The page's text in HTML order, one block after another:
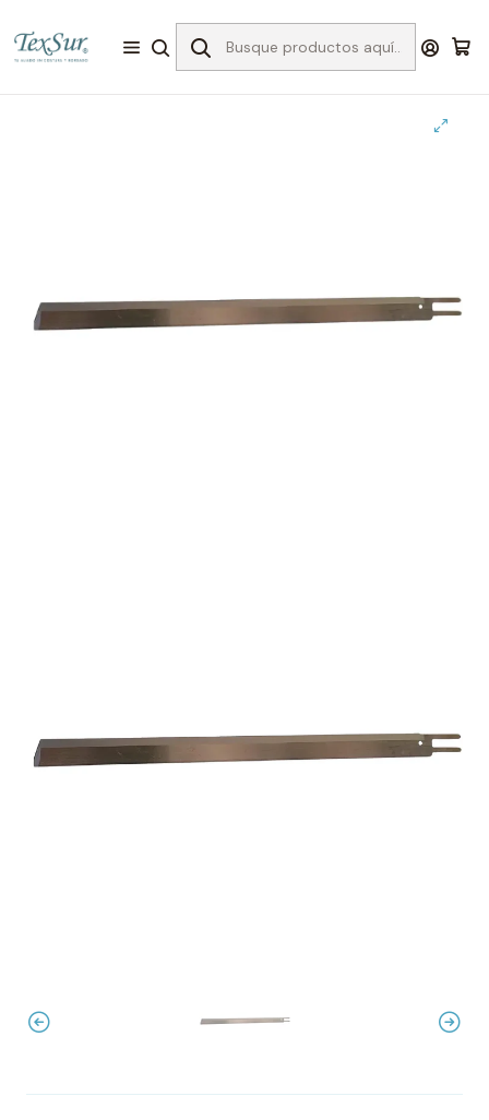
Accesorios REPUESTOS
Industriales
Cuchillo cortadora eastman recto 12" (usa)